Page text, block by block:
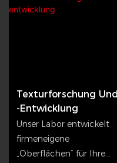
hin zu nebelartiger
Texturforschung Und
-entwicklung
Unser Labor entwickelt
firmeneigene
„Oberflächen“ für Ihre